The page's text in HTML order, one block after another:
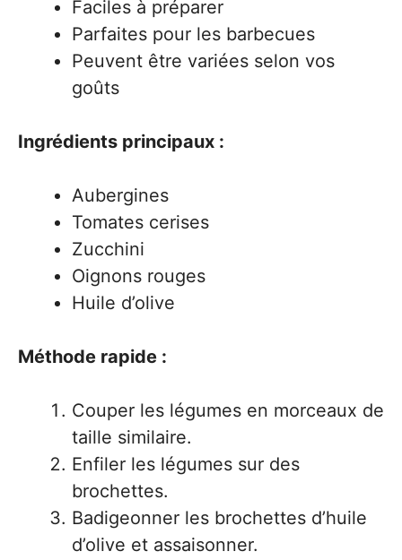
Faciles à préparer
Parfaites pour les barbecues
Peuvent être variées selon vos
goûts
Ingrédients principaux :
Aubergines
Tomates cerises
Zucchini
Oignons rouges
Huile d’olive
Méthode rapide :
Couper les légumes en morceaux de
taille similaire.
Enfiler les légumes sur des
brochettes.
Badigeonner les brochettes d’huile
d’olive et assaisonner.